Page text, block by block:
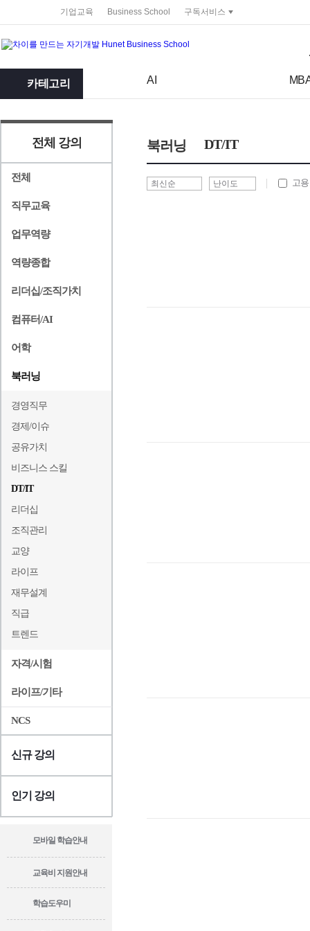
기업교육 Business School 구독서비스
카테고리 AI
전체 강의
전체
직무교육
업무역량
역량종합
리더십/조직가치
컴퓨터/AI
어학
북러닝
경영직무
경제/이슈
공유가치
비즈니스 스킬
DT/IT
리더십
조직관리
교양
라이프
재무설계
직급
트렌드
자격/시험
라이프/기타
NCS
신규 강의
인기 강의
모바일 학습안내
교육비 지원안내
학습도우미
북러닝 DT/IT
고